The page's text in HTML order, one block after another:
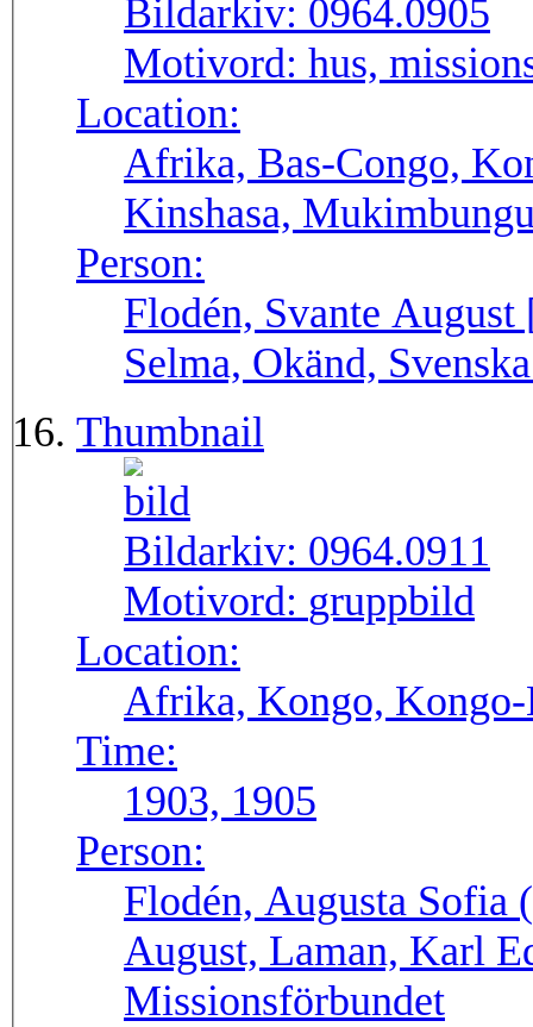
Bildarkiv: 0964.0905
Motivord: hus,
Location:
Afrika, Bas-Congo,
Kinshasa,
Person:
Flodén, Svante
Selma, Okänd,
Thumbnail
Bildarkiv: 0964.0911
Motivord: gruppbild
Location:
Afrika, Kongo,
Time:
1903, 1905
Person:
Flodén, Augusta Sofia
August, Laman, Karl
Missionsförbundet